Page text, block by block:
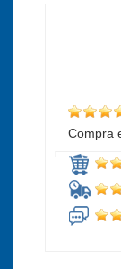
Compra